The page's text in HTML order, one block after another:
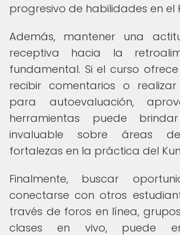
progresivo de habilidades en el
Además, mantener una
receptiva hacia la
fundamental. Si el curso
recibir comentarios o
para autoevaluación,
herramientas puede
invaluable sobre áreas
fortalezas en la práctica del
Finalmente, buscar
conectarse con otros
través de foros en línea,
clases en vivo, puede